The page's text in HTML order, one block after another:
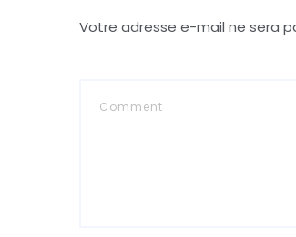
Votre adresse e-mail ne sera